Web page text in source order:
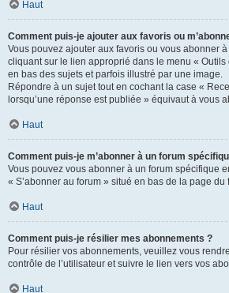
Haut
Comment puis-je ajouter aux favoris ou
Vous pouvez ajouter aux favoris ou vous abonner
cliquant sur le lien approprié dans le menu « Outils
en bas des sujets et parfois illustré par une image.
Répondre à un sujet tout en cochant la case «
lorsqu’une réponse est publiée » équivaut à vous
Haut
Comment puis-je m’abonner à un forum
Vous pouvez vous abonner à un forum spécifique
« S’abonner au forum » situé en bas de la page du
Haut
Comment puis-je résilier mes abonnements ?
Pour résilier vos abonnements, veuillez vous
contrôle de l’utilisateur et suivre le lien vers vos
Haut